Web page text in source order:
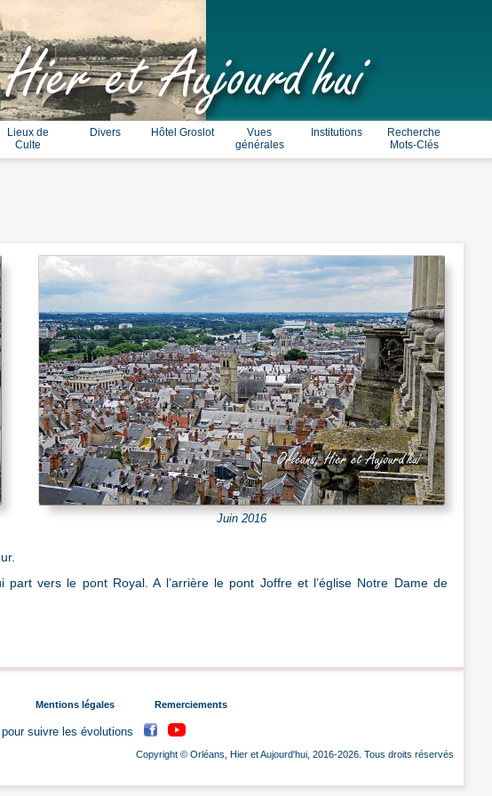
et Aujourd'hui
Lieux de
Culte
Divers Hôtel Groslot
Vues
générales
Institutions
Recherche
Mots-Clés
Juin 2016
vers le pont Royal. A l’arrière le pont Joffre et l’église Notre Dame de
Mentions légales Remerciements
suivre les évolutions
Copyright © Orléans, Hier et Aujourd'hui, 2016-2026. Tous droits réservés